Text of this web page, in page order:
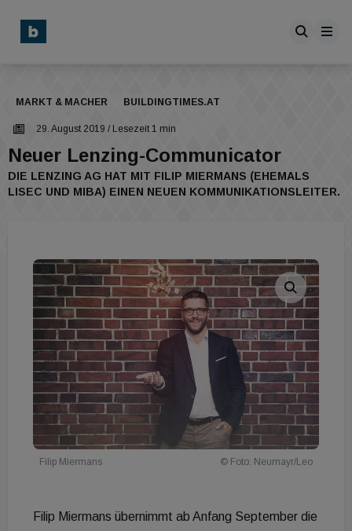
MARKT & MACHER BUILDINGTIMES.AT
29. August 2019 / Lesezeit 1 min
Neuer Lenzing-Communicator
DIE LENZING AG HAT MIT FILIP MIERMANS (EHEMALS
LISEC UND MIBA) EINEN NEUEN KOMMUNIKATIONSLEITER.
Filip Miermans © Foto: Neumayr/Leo
Filip Miermans übernimmt ab Anfang September die